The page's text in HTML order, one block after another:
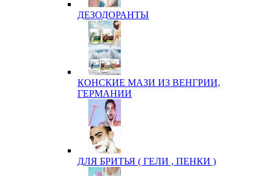
ДЕЗОДОРАНТЫ
КОНСКИЕ МАЗИ ИЗ ВЕНГРИИ,
ГЕРМАНИИ
ДЛЯ БРИТЬЯ ( ГЕЛИ , ПЕНКИ )